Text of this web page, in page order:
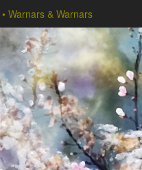
Warnars & Warnars